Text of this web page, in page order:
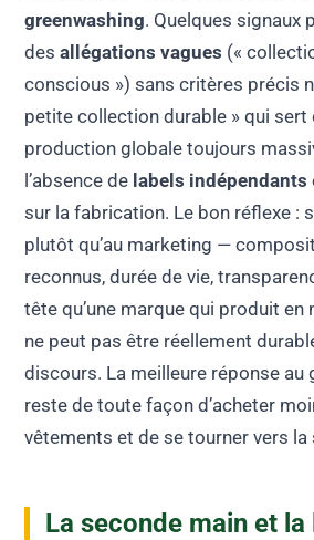
greenwashing. Quelques signaux
desallégations vagues («
conscious ») sans critères précis
petite collection durable » qui sert
production globale toujours
l’absence de labels indépendants
sur la fabrication. Le bon réflexe :
plutôt qu’au marketing —
reconnus, durée de vie,
tête qu’une marque qui produit en
ne peut pas être réellement
discours. La meilleure réponse au
reste de toute façon d’acheter
vêtements et de se tourner vers la
La seconde main et